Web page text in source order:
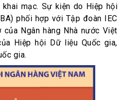
mạc. Sự kiện do Hiệp hội
phối hợp với Tập đoàn IEC
Ngân hàng Nhà nước Việt
Hiệp hội Dữ liệu Quốc gia,
gia.